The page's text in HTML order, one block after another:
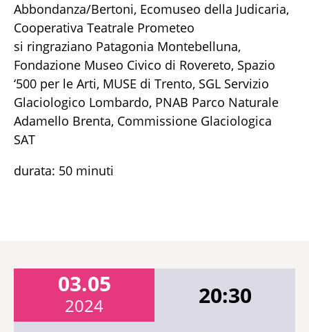
Abbondanza/Bertoni, Ecomuseo della Judicaria,
Cooperativa Teatrale Prometeo
si ringraziano Patagonia Montebelluna,
Fondazione Museo Civico di Rovereto, Spazio
‘500 per le Arti, MUSE di Trento, SGL Servizio
Glaciologico Lombardo, PNAB Parco Naturale
Adamello Brenta, Commissione Glaciologica
SAT
durata: 50 minuti
03.05
2024 20:30